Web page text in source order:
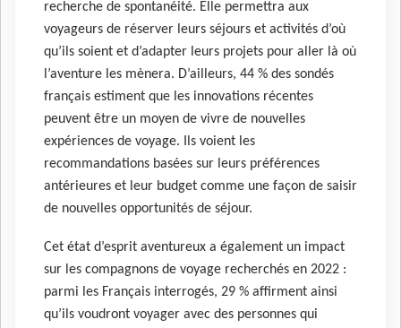
recherche de spontanéité. Elle permettra aux
voyageurs de réserver leurs séjours et activités d’où
qu’ils soient et d’adapter leurs projets pour aller là où
l’aventure les mènera. D’ailleurs, 44 % des sondés
français estiment que les innovations récentes
peuvent être un moyen de vivre de nouvelles
expériences de voyage. Ils voient les
recommandations basées sur leurs préférences
antérieures et leur budget comme une façon de saisir
de nouvelles opportunités de séjour.
Cet état d’esprit aventureux a également un impact
sur les compagnons de voyage recherchés en 2022 :
parmi les Français interrogés, 29 % affirment ainsi
qu’ils voudront voyager avec des personnes qui